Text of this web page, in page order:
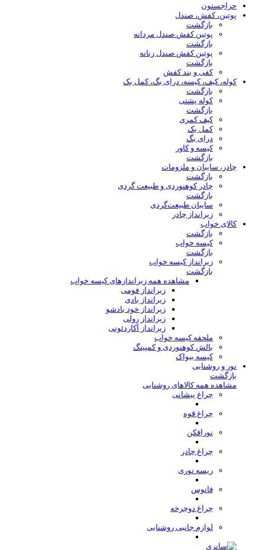
حراجستون
پوتین، کفش، صندل
بازگشت
پوتین کفش صندل مردانه
بازگشت
پوتین کفش صندل زنانه
بازگشت
کفی و بند کفش
کوله، کیف، کیسه، درای بگ، کمل بک
بازگشت
کوله پشتی
بازگشت
کیف کمری
کمل بک
درای بگ
کیسه و کاور
بازگشت
چادر، سایبان و ملزومات
بازگشت
چادر کوهنوردی و طبیعت گردی
بازگشت
سایبان طبیعت‌گردی
زیرانداز چادر
کالای خواب
بازگشت
کیسه خواب
بازگشت
زیرانداز کیسه خواب
بازگشت
مشاهده همه زیراندازهای کیسه خواب
زیرانداز فومی
زیرانداز بادی
زیرانداز خود بادشو
زیرانداز رولی
زیرانداز آکاردئونی
ملحفه کیسه خواب
بالش کوهنوردی و کمپینگ
کیسه بیواک
نور و روشنایی
بازگشت
مشاهده همه کالاهای روشنایی
چراغ پیشانی
چراغ قوه
نورافکن
چراغ چادر
ریسه نوری
فانوس
چراغ دوچرخه
لوازم جانبی روشنایی